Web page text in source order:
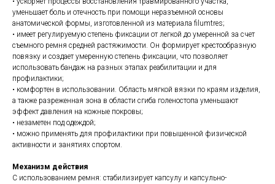
уменьшает боль и отечность при помощи неразъемной основы
анатомической формы, изготовленной из материала filumtres;
• имеет регулируемую степень фиксации от легкой до умеренной за счет
съемного ремня средней растяжимости. Он формирует крестообразную
повязку и создает умеренную степень фиксации, что позволяет
использовать бандаж на разных этапах реабилитации и для
профилактики;
• комфортен в использовании. Область мягкой вязки по краям изделия,
а также разреженная зона в области сгиба голеностопа уменьшают
эффект давления на кожные покровы;
• незаметен под одеждой;
• можно применять для профилактики при повышенной физической
активности и занятиях спортом.
Механизм действия
С использованием ремня: стабилизирует капсулу и капсульно-